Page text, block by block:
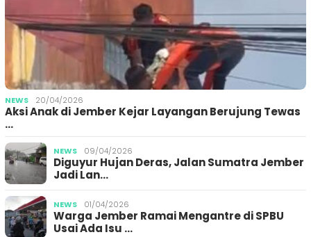
NEWS 20/04/2026
Aksi Anak di Jember Kejar Layangan Berujung Tewas
…
NEWS 09/04/2026
Diguyur Hujan Deras, Jalan Sumatra Jember
Jadi Lan…
NEWS 01/04/2026
Warga Jember Ramai Mengantre di SPBU
Usai Ada Isu …